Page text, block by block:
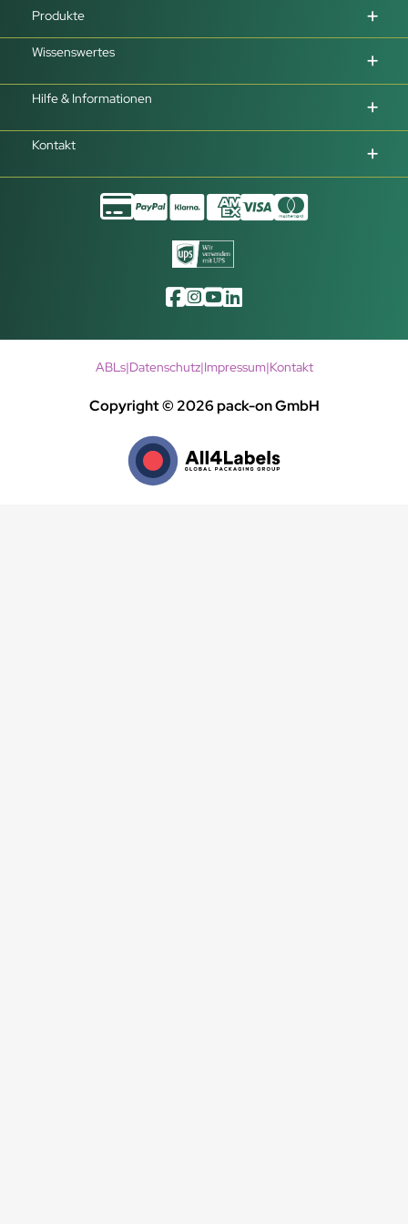
Produkte
Wissenswertes
Hilfe & Informationen
Kontakt
Copyright © 2026 pack-on GmbH
ABLs|Datenschutz|Impressum|Kontakt